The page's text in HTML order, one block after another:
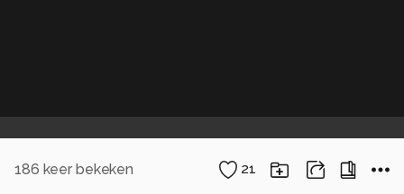
186 keer bekeken 21